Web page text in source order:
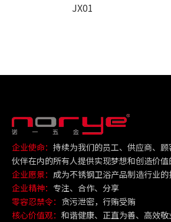
JX01
企业使命： 持续为我们的员工、供应商、
伙伴在内的所有人提供实现梦想和创造价值
企业愿景： 成为不锈钢卫浴产品制造行业
企业精神： 专注、合作、分享
零容忍禁令： 贪污泄密，行贿受贿
核心价值观： 和谐健康、正直为善、高效敬